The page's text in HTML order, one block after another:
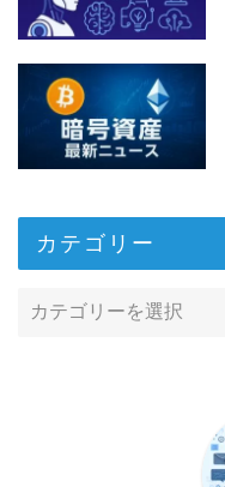
カテゴリー